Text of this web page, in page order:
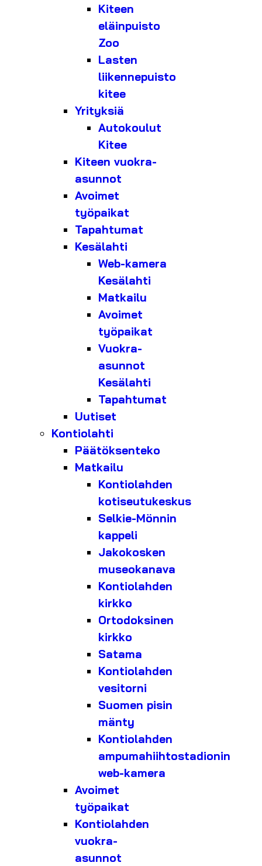
Kiteen
eläinpuisto
Zoo
Lasten
liikennepuisto
kitee
Yrityksiä
Autokoulut
Kitee
Kiteen vuokra-
asunnot
Avoimet
työpaikat
Tapahtumat
Kesälahti
Web-kamera
Kesälahti
Matkailu
Avoimet
työpaikat
Vuokra-
asunnot
Kesälahti
Tapahtumat
Uutiset
Kontiolahti
Päätöksenteko
Matkailu
Kontiolahden
kotiseutukeskus
Selkie-Mönnin
kappeli
Jakokosken
museokanava
Kontiolahden
kirkko
Ortodoksinen
kirkko
Satama
Kontiolahden
vesitorni
Suomen pisin
mänty
Kontiolahden
ampumahiihtostadionin
web-kamera
Avoimet
työpaikat
Kontiolahden
vuokra-
asunnot